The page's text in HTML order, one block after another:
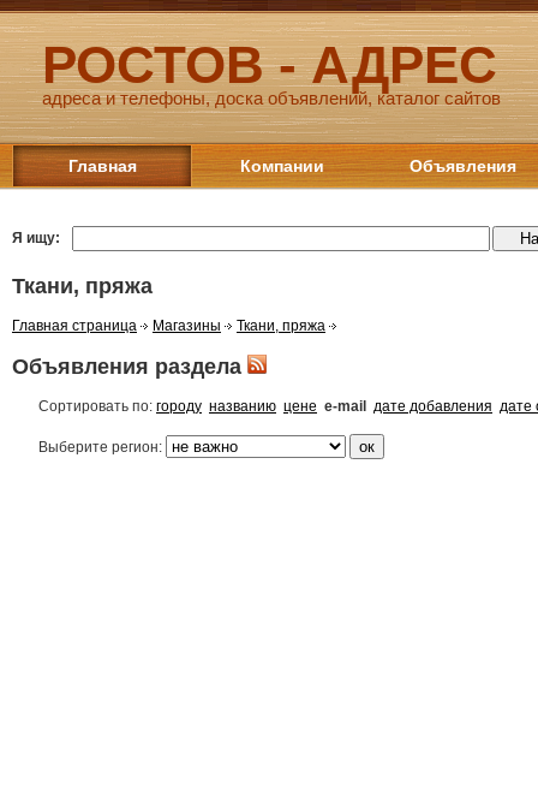
РОСТОВ - АДРЕС
адреса и телефоны, доска объявлений, каталог сайтов
Главная Компании Объявления
Я ищу:
Ткани, пряжа
Главная страница Магазины Ткани, пряжа
Объявления раздела
Сортировать по: городу названию цене e-mail дате добавления дате
Выберите регион: